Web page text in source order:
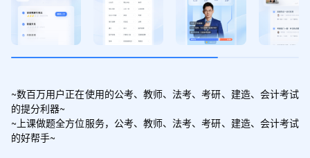
~数百万用户正在使用的公考、教师、法考、考研、建造、会计考试
的提分利器~
~上课做题全方位服务，公考、教师、法考、考研、建造、会计考试
的好帮手~